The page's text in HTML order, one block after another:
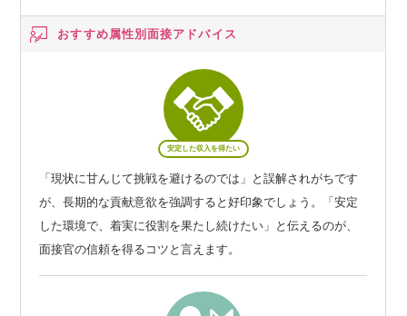
おすすめ属性別面接アドバイス
安定した収入を得たい
「現状に甘んじて挑戦を避けるのでは」と誤解されがちです
が、長期的な貢献意欲を強調すると好印象でしょう。「安定
した環境で、着実に役割を果たし続けたい」と伝えるのが、
面接官の信頼を得るコツと言えます。